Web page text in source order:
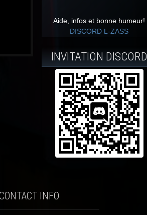
Aide, infos et bonne humeur!
DISCORD L-ZASS
INVITATION DISCORD
INFO